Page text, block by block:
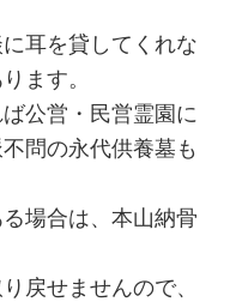
耳を貸してくれな
ます。
公営・民営霊園に
問の永代供養墓も
場合は、本山納骨
戻せませんので、